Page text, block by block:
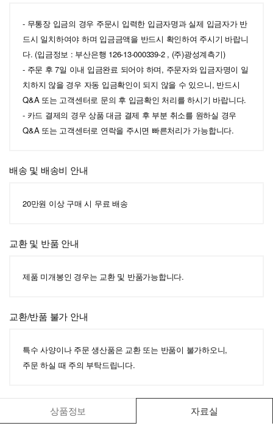
- 무통장 입금의 경우 주문시 입력한 입금자명과 실제 입금자가 반
드시 일치하여야 하며 입금금액을 반드시 확인하여 주시기 바랍니
다. (입금정보 : 부산은행 126-13-000339-2 , (주)광성계측기)
- 주문 후 7일 이내 입금완료 되어야 하며, 주문자와 입금자명이 일
치하지 않을 경우 자동 입금확인이 되지 않을 수 있으니, 반드시
Q&A 또는 고객센터로 문의 후 입금확인 처리를 하시기 바랍니다.
- 카드 결제의 경우 상품 대금 결제 후 부분 취소를 원하실 경우
Q&A 또는 고객센터로 연락을 주시면 빠른처리가 가능합니다.
배송 및 배송비 안내
20만원 이상 구매 시 무료 배송
교환 및 반품 안내
제품 미개봉인 경우는 교환 및 반품가능합니다.
교환/반품 불가 안내
특수 사양이나 주문 생산품은 교환 또는 반품이 불가하오니,
주문 하실 때 주의 부탁드립니다.
상품정보 자료실